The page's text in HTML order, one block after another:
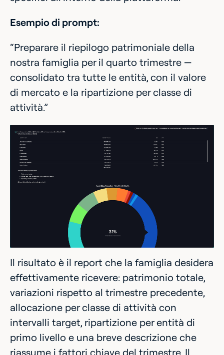
Esempio di prompt:
“Preparare il riepilogo patrimoniale della
nostra famiglia per il quarto trimestre —
consolidato tra tutte le entità, con il valore
di mercato e la ripartizione per classe di
attività.”
Il risultato è il report che la famiglia desidera
effettivamente ricevere: patrimonio totale,
variazioni rispetto al trimestre precedente,
allocazione per classe di attività con
intervalli target, ripartizione per entità di
primo livello e una breve descrizione che
riassume i fattori chiave del trimestre. Il